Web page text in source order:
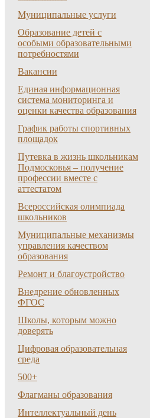
Муниципальные услуги
Образование детей с
особыми образовательными
потребностями
Вакансии
Единая информационная
система мониторинга и
оценки качества образования
График работы спортивных
площадок
Путевка в жизнь школьникам
Подмосковья – получение
профессии вместе с
аттестатом
Всероссийская олимпиада
школьников
Муниципальные механизмы
управления качеством
образования
Ремонт и благоустройство
Внедрение обновленных
ФГОС
Школы, которым можно
доверять
Цифровая образовательная
среда
500+
Флагманы образования
Интеллектуальный день